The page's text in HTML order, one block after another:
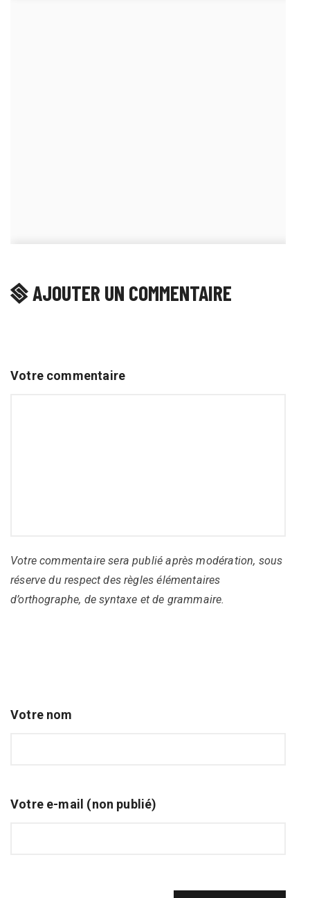
AJOUTER UN COMMENTAIRE
Votre commentaire
Votre commentaire sera publié après modération, sous
réserve du respect des règles élémentaires
d’orthographe, de syntaxe et de grammaire.
Votre nom
Votre e-mail (non publié)